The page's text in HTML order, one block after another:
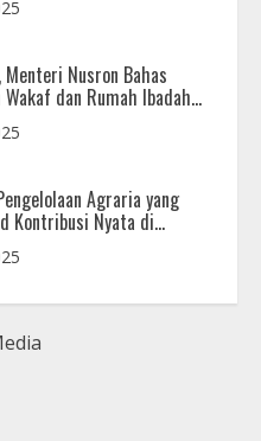
Nusron Bahas
dan Rumah Ibadah
Agraria yang
Kontribusi Nyata di
Prabowo-Gibran